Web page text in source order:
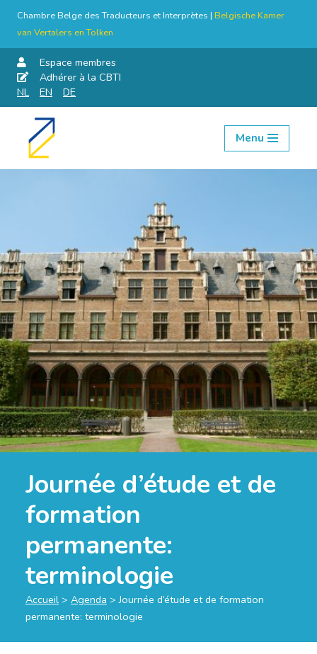
Chambre Belge des Traducteurs et Interprètes | Belgische Kamer
van Vertalers en Tolken
Espace membres
Adhérer à la CBTI
NL
EN DE
Aller
Menu
Journée d’étude et de
formation
permanente:
terminologie
Accueil > Agenda >Journée d’étude et de formation
permanente: terminologie